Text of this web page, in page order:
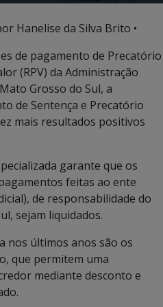
Hanelise da Silva Brito •
de pagamento de Precatório
(RPV) da Administração
Grosso do Sul, a
de Sentença e Precatório
mais resultados positivos
garante que os
feitas ao ente
de responsabilidade do
sejam liquidados.
nos últimos anos são os
que permitem uma
mediante desconto e